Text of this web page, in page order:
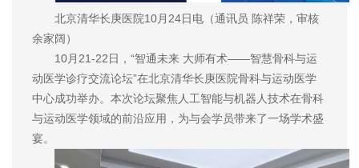
北京清华长庚医院10月24日电（通讯员 陈祥荣，审核
余家阔）
10月21-22日，“智通未来 大师有术——智慧骨科与运
动医学诊疗交流论坛”在北京清华长庚医院骨科与运动医学
中心成功举办。本次论坛聚焦人工智能与机器人技术在骨科
与运动医学领域的前沿应用，为与会学员带来了一场学术盛
宴。